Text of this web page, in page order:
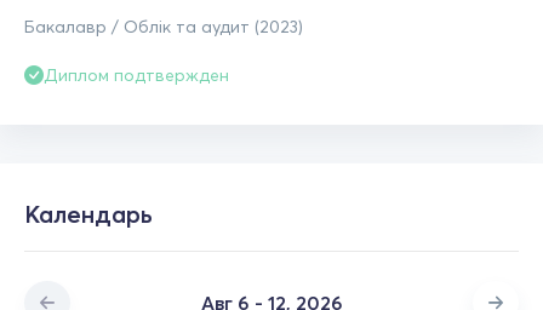
Бакалавр / Облік та аудит (2023)
Диплом подтвержден
Календарь
Авг 6 - 12, 2026